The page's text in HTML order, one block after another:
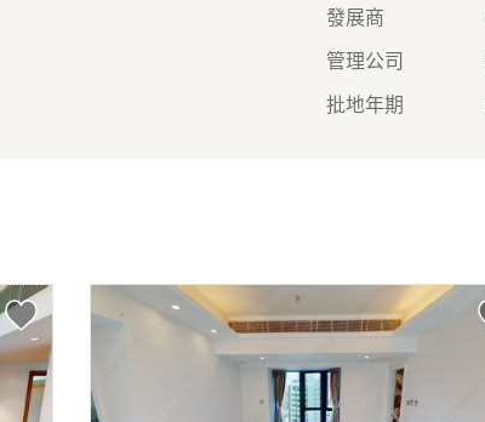
發展商
管理公司
批地年期